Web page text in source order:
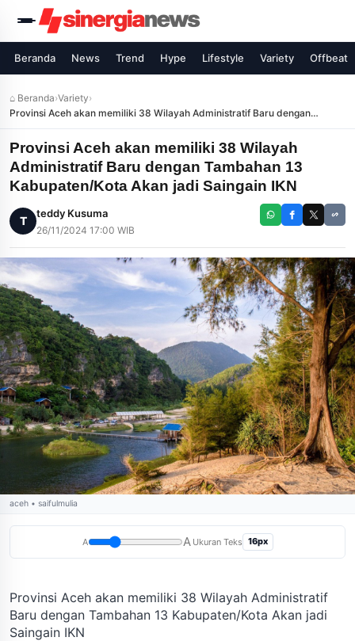
Beranda News Trend Hype Lifestyle Variety Offbeat
⌂ Beranda›Variety›
Provinsi Aceh akan memiliki 38 Wilayah Administratif Baru dengan
Tambahan 13 Kabupaten/Kota Akan jadi Saingain IKN
Provinsi Aceh akan memiliki 38 Wilayah
Administratif Baru dengan Tambahan 13
Kabupaten/Kota Akan jadi Saingain IKN
T
teddy Kusuma
26/11/2024 17:00 WIB
aceh • saifulmulia
A A Ukuran Teks 16px
Provinsi Aceh akan memiliki 38 Wilayah Administratif
Baru dengan Tambahan 13 Kabupaten/Kota Akan jadi
Saingain IKN